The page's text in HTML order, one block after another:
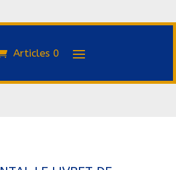
Articles 0